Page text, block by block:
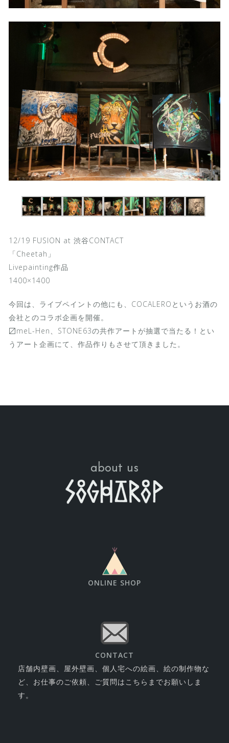
12/19 FUSION at 渋谷CONTACT
「Cheetah」
Livepainting作品
1400×1400
今回は、ライブペイントの他にも、COCALEROというお酒の
会社とのコラボ企画を開催。
〼meL-Hen、STONE63の共作アートが抽選で当たる！とい
うアート企画にて、作品作りもさせて頂きました。
about us
ONLINE SHOP
CONTACT
店舗内壁画、屋外壁画、個人宅への絵画、絵の制作物な
ど、お仕事のご依頼、ご質問はこちらまでお願いしま
す。